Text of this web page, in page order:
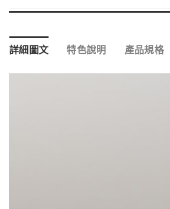
詳細圖文 特色說明 產品規格